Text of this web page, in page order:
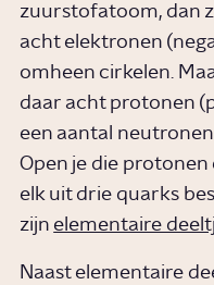
zuurstofatoom, dan
acht elektronen
omheen cirkelen.
daar acht protonen
een aantal
Open je die protonen
elk uit drie quarks
zijn elementaire
Naast elementaire